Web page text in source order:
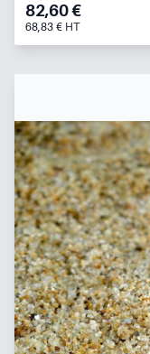
82,60 €
68,83 € HT